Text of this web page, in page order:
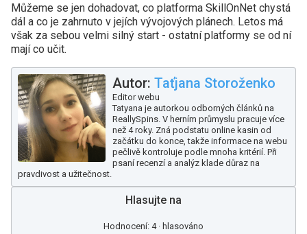
Můžeme se jen dohadovat, co platforma SkillOnNet chystá
dál a co je zahrnuto v jejích vývojových plánech. Letos má
však za sebou velmi silný start - ostatní platformy se od ní
mají co učit.
Autor: Taťjana Storoženko
Editor webu
Tatyana je autorkou odborných článků na
ReallySpins. V herním průmyslu pracuje více
než 4 roky. Zná podstatu online kasin od
začátku do konce, takže informace na webu
pečlivě kontroluje podle mnoha kritérií. Při
psaní recenzí a analýz klade důraz na
pravdivost a užitečnost.
Hlasujte na
Hodnocení: 4 · hlasováno